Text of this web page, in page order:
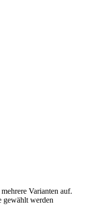
Varianten auf.
gewählt werden